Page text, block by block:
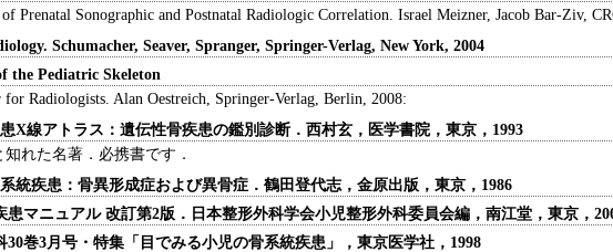
Prenatal Sonographic and Postnatal Radiologic Correlation. Israel Meizner, Jacob Bar-
Schumacher, Seaver, Spranger, Springer-Verlag, New York, 2004
the Pediatric Skeleton
for Radiologists. Alan Oestreich, Springer-Verlag, Berlin, 2008:
X線アトラス：遺伝性骨疾患の鑑別診断．西村玄，医学書院，東京，1993
知れた名著．必携書です．
統疾患：骨異形成症および異骨症．鶴田登代志，金原出版，東京，1986
患マニュアル 改訂第2版．日本整形外科学会小児整形外科委員会編，南江堂，東京，
30巻3月号・特集「目でみる小児の骨系統疾患」，東京医学社，1998